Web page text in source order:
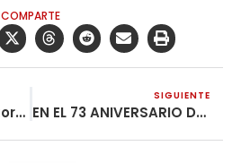
COMPARTE
Contra la Farsa Electoral y el Plan de Gobierno de los Explotadores
SIGUIENTE
EN EL 73 ANIVERSARIO DE LA LIBERACIÓN DE AUSCHWITZ